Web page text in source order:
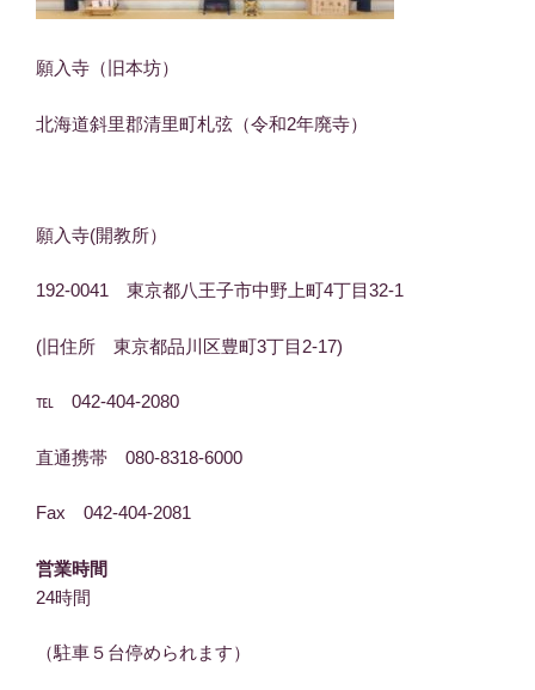
願入寺（旧本坊）
北海道斜里郡清里町札弦（令和2年廃寺）
願入寺(開教所）
192-0041 東京都八王子市中野上町4丁目32-1
(旧住所 東京都品川区豊町3丁目2-17)
℡ 042-404-2080
直通携帯 080-8318-6000
Fax 042-404-2081
営業時間
24時間
（駐車５台停められます）